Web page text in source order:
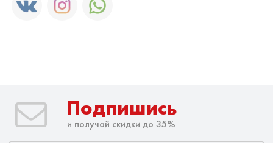
Подпишись
и получай скидки до 35%